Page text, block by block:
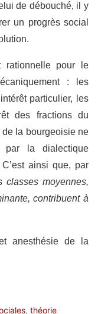
de débouché, il y
un progrès social
rationnelle pour le
: les
particulier, les
des fractions du
de la bourgeoisie ne
par la dialectique
ainsi que, par
classes moyennes,
contribuent à
anesthésie de la
, théorie